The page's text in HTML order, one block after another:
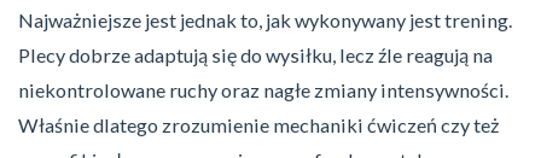
Najważniejsze jest jednak to, jak wykonywany jest trening.
Plecy dobrze adaptują się do wysiłku, lecz źle reagują na
niekontrolowane ruchy oraz nagłe zmiany intensywności.
Właśnie dlatego zrozumienie mechaniki ćwiczeń czy też